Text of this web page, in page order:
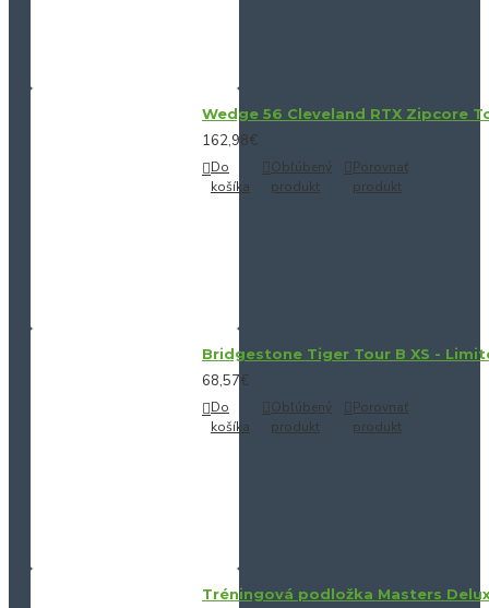
Wedge 56 Cleveland RTX Zipcore
162,98€
Do
košíka
Obľúbený
produkt
Porovnať
produkt
Bridgestone Tiger Tour B XS -
68,57€
Do
košíka
Obľúbený
produkt
Porovnať
produkt
Tréningová podložka Masters